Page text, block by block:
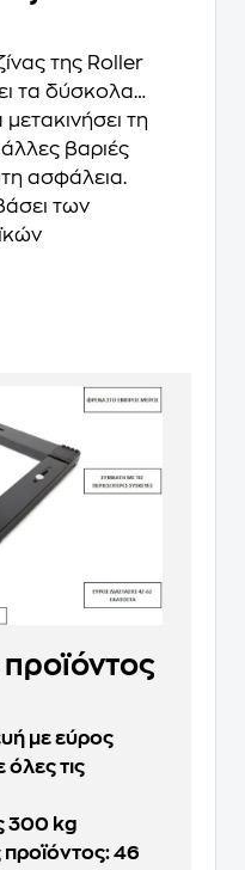
της Roller
τα δύσκολα…
τη
άλλες βαριές
ασφάλεια.
των
με εύρος
τις
300 kg
προϊόντος: 46